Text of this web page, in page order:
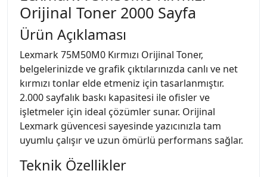
Orijinal Toner 2000 Sayfa
Ürün Açıklaması
Lexmark 75M50M0 Kırmızı Orijinal Toner,
belgelerinizde ve grafik çıktılarınızda canlı ve net
kırmızı tonlar elde etmeniz için tasarlanmıştır.
2.000 sayfalık baskı kapasitesi ile ofisler ve
işletmeler için ideal çözümler sunar. Orijinal
Lexmark güvencesi sayesinde yazıcınızla tam
uyumlu çalışır ve uzun ömürlü performans sağlar.
Teknik Özellikler